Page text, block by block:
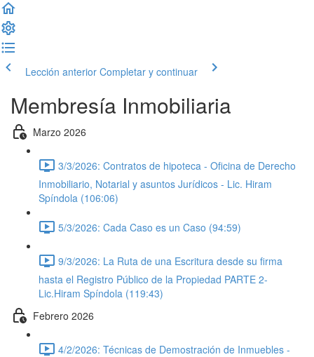
Lección anterior Completar y continuar
Membresía Inmobiliaria
Marzo 2026
3/3/2026: Contratos de hipoteca - Oficina de Derecho
Inmobiliario, Notarial y asuntos Jurídicos - Lic. Hiram
Spíndola (106:06)
5/3/2026: Cada Caso es un Caso (94:59)
9/3/2026: La Ruta de una Escritura desde su firma
hasta el Registro Público de la Propiedad PARTE 2-
Lic.Hiram Spíndola (119:43)
Febrero 2026
4/2/2026: Técnicas de Demostración de Inmuebles -